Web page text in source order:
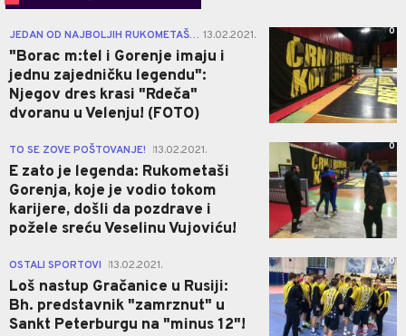
JEDAN OD NAJBOLJIH RUKOMETAŠA BIVŠE JUGOSLAVIJE U ISTORIJI! |
13.02.2021.
"Borac m:tel i Gorenje imaju i
jednu zajedničku legendu":
Njegov dres krasi "Rdeča"
dvoranu u Velenju! (FOTO)
0
TO SE ZOVE POŠTOVANJE! 13.02.2021.
E zato je legenda: Rukometaši
Gorenja, koje je vodio tokom
karijere, došli da pozdrave i
požele sreću Veselinu Vujoviću!
0
OSTALI SPORTOVI 13.02.2021.
Loš nastup Gračanice u Rusiji:
Bh. predstavnik "zamrznut" u
Sankt Peterburgu na "minus 12"!
0